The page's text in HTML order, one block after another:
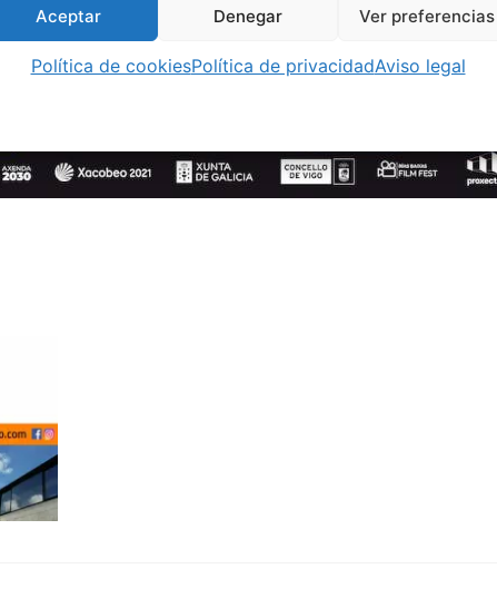
Aceptar Denegar Ver preferencias
Política de cookiesPolítica de privacidadAviso legal